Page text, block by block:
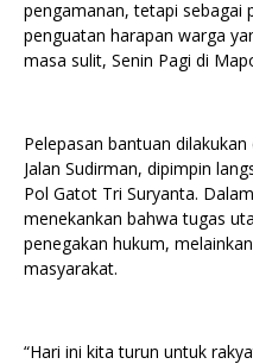
pengamanan, tetapi sebagai
penguatan harapan warga
masa sulit, Senin Pagi di
Pelepasan bantuan
Jalan Sudirman, dipimpin
Pol Gatot Tri Suryanta.
menekankan bahwa tugas
penegakan hukum,
masyarakat.
“Hari ini kita turun untuk